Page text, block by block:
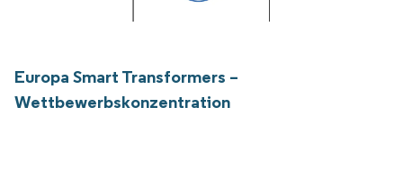
Europa Smart Transformers –
Wettbewerbskonzentration